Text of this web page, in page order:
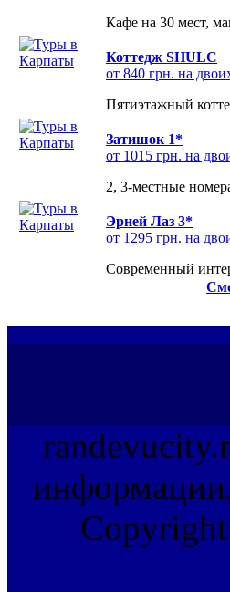
Кафе на 30 мест,
Коттедж SHULC
от 840 грн. на
Пятиэтажный
Затишок 1*
от 1015 грн. на
2, 3-местные
Эрней Лаз 3*
от 1295 грн. на
Современный